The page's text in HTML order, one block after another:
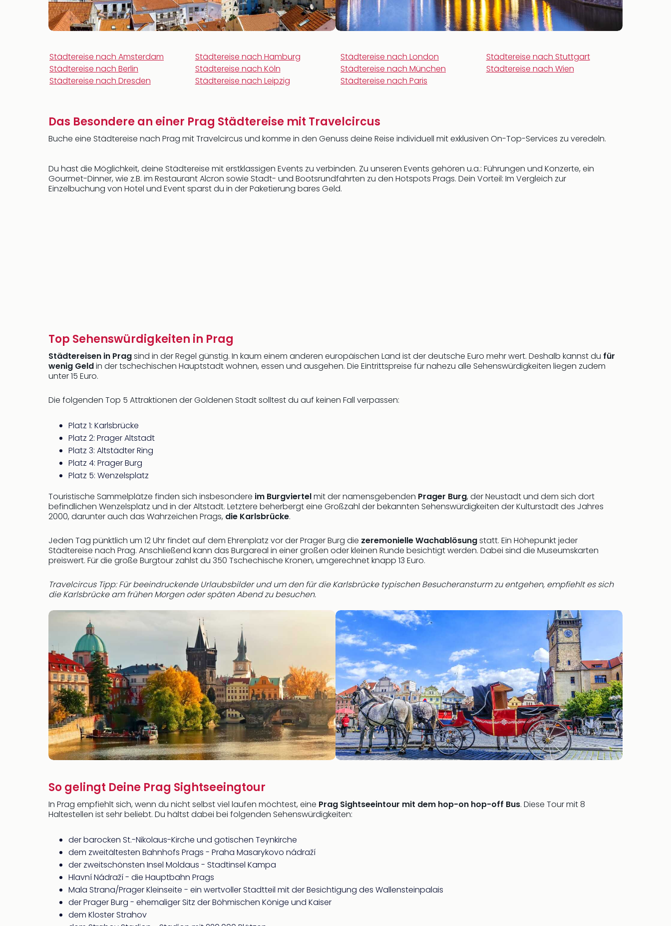
Städtereise nach Amsterdam
Städtereise nach Berlin
Städtereise nach Dresden
Städtereise nach Hamburg
Städtereise nach Köln
Städtereise nach Leipzig
Städtereise nach London
Städtereise nach München
Städtereise nach Paris
Städtereise nach Stuttgart
Städtereise nach Wien
Das Besondere an einer Prag Städtereise mit Travelcircus
Buche eine Städtereise nach Prag mit Travelcircus und komme in den Genuss deine Reise individuell mit exklusiven On-Top-Services zu veredeln.
Du hast die Möglichkeit, deine Städtereise mit erstklassigen Events zu verbinden. Zu unseren Events gehören u.a.: Führungen und Konzerte, ein
Gourmet-Dinner, wie z.B. im Restaurant Alcron sowie Stadt- und Bootsrundfahrten zu den Hotspots Prags. Dein Vorteil: Im Vergleich zur
Einzelbuchung von Hotel und Event sparst du in der Paketierung bares Geld.
Top Sehenswürdigkeiten in Prag
Städtereisen in Pragsind in der Regel günstig. In kaum einem anderen europäischen Land ist der deutsche Euro mehr wert. Deshalb kannst du für
wenig Geldin der tschechischen Hauptstadt wohnen, essen und ausgehen. Die Eintrittspreise für nahezu alle Sehenswürdigkeiten liegen zudem
unter 15 Euro.
Die folgenden Top 5 Attraktionen der Goldenen Stadt solltest du auf keinen Fall verpassen:
Platz 1: Karlsbrücke
Platz 2: Prager Altstadt
Platz 3: Altstädter Ring
Platz 4: Prager Burg
Platz 5: Wenzelsplatz
Touristische Sammelplätze finden sich insbesondere im Burgviertelmit der namensgebenden Prager Burg, der Neustadt und dem sich dort
befindlichen Wenzelsplatz und in der Altstadt. Letztere beherbergt eine Großzahl der bekannten Sehenswürdigkeiten der Kulturstadt des Jahres
2000, darunter auch das Wahrzeichen Prags, die Karlsbrücke.
Jeden Tag pünktlich um 12 Uhr findet auf dem Ehrenplatz vor der Prager Burg die zeremonielle Wachablösungstatt. Ein Höhepunkt jeder
Städtereise nach Prag. Anschließend kann das Burgareal in einer großen oder kleinen Runde besichtigt werden. Dabei sind die Museumskarten
preiswert. Für die große Burgtour zahlst du 350 Tschechische Kronen, umgerechnet knapp 13 Euro.
Travelcircus Tipp: Für beeindruckende Urlaubsbilder und um den für die Karlsbrücke typischen Besucheransturm zu entgehen, empfiehlt es sich
die Karlsbrücke am frühen Morgen oder späten Abend zu besuchen.
So gelingt Deine Prag Sightseeingtour
In Prag empfiehlt sich, wenn du nicht selbst viel laufen möchtest, eine Prag Sightseeintour mit dem hop-on hop-off Bus. Diese Tour mit 8
Haltestellen ist sehr beliebt. Du hältst dabei bei folgenden Sehenswürdigkeiten:
der barocken St.-Nikolaus-Kirche und gotischen Teynkirche
dem zweitältesten Bahnhofs Prags - Praha Masarykovo nádraží
der zweitschönsten Insel Moldaus - Stadtinsel Kampa
Hlavní Nádraží - die Hauptbahn Prags
Mala Strana/Prager Kleinseite - ein wertvoller Stadtteil mit der Besichtigung des Wallensteinpalais
der Prager Burg - ehemaliger Sitz der Böhmischen Könige und Kaiser
dem Kloster Strahov